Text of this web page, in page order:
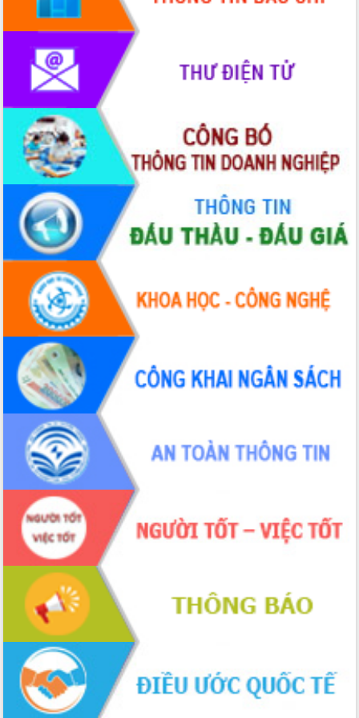
Rà soát, hoàn thiện hệ thống thiết chế
văn hóa, thể thao đáp ứng yêu cầu
phát triển mới
Thường trực HĐND tỉnh Đắk Lắk gặp
mặt Đoàn chuyên gia y tế TP. Hồ Chí
Lễ truy điệu và an táng hài cốt liệt sĩ
tại Nghĩa trang Liệt sĩ xã Sơn Hòa
Bàn giải pháp tháo gỡ khó khăn trong
xuất khẩu sầu riêng và triển khai quy
định EUDR
Thứ trưởng Bộ Nông nghiệp và Môi
trường Nguyễn Hoàng Hiệp khảo sát
vùng trồng và doanh nghiệp đóng gói
sầu riêng tại Đắk Lắk
Trình diễn nghệ thuật chế biến các
món ăn từ sầu riêng
Đắk Lắk công bố Quy hoạch và xúc
tiến đầu tư tỉnh
Ngành cá ngừ Đắk Lắk chủ động thích
ứng để giữ vững thị trường xuất khẩu
Diễn đàn Kinh tế tư nhân Việt Nam đột
phá cơ chế - Hợp tác công tư
Đề án 06 tạo bước ngoặt đột phá trong
cải cách hành chính tỉnh Đắk Lắk
Kết nối tour, đẩy mạnh chuyển đổi số
để phát triển du lịch Đắk Lắk
Khởi động Dự án Đầu tư xây dựng hạ
tầng kỹ thuật Cụm công nghiệp Tân
Tiến
Gặp mặt các cơ quan báo chí nhân Kỷ
niệm 101 năm Ngày Báo chí Cách
mạng Việt Nam
Đắk Lắk sơ kết 4 năm triển khai thực
hiện Đề án 06 của Chính phủ
Họp báo thông tin về Hội nghị Công bố
Quy hoạch và Xúc tiến đầu tư tỉnh Đắk
Lắk
Khơi thông điểm nghẽn, đẩy nhanh
giải ngân vốn khắc phục thiên tai